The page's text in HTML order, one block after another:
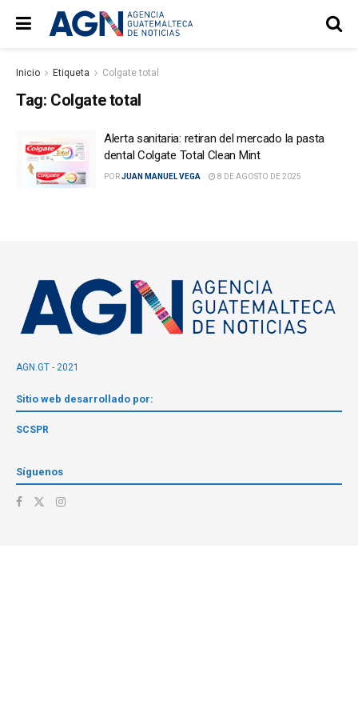
Inicio Etiqueta Colgate total
Tag: Colgate total
Alerta sanitaria: retiran del mercado la pasta
dental Colgate Total Clean Mint
PORJUAN MANUEL VEGA 8 DE AGOSTO DE 2025
AGN.GT - 2021
Sitio web desarrollado por:
SCSPR
Síguenos